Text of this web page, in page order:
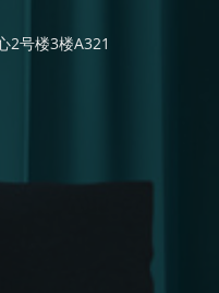
2号楼3楼A321